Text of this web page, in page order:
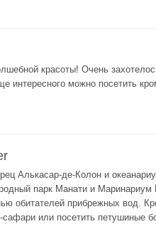
красоты! Очень
интересного можно посетить
Алькасар-де-Колон и
парк Манати и Маринариум
обитателей прибрежных вод.
сафари или посетить петушиные